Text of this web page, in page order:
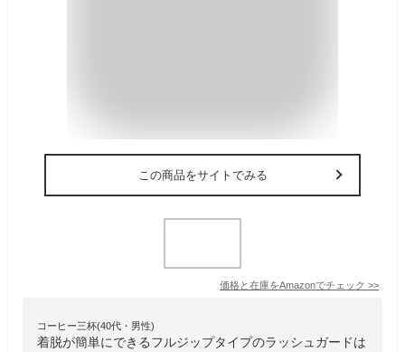
この商品をサイトでみる
価格と在庫をAmazonでチェック >>
コーヒー三杯(40代・男性)
着脱が簡単にできるフルジップタイプのラッシュガードは